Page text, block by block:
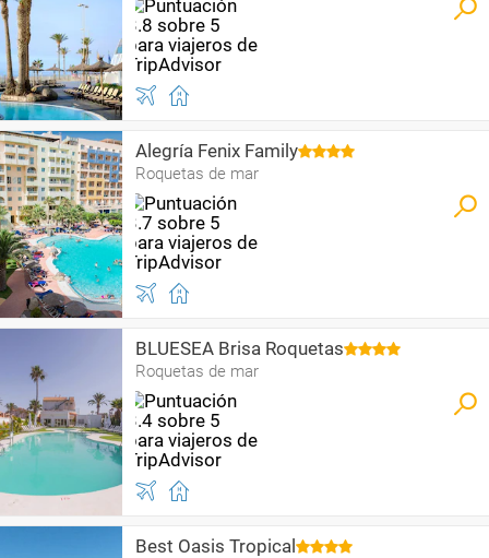
Alegría Fenix Family
Roquetas de mar
BLUESEA Brisa Roquetas
Roquetas de mar
Best Oasis Tropical